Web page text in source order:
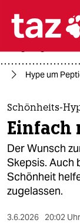
themen
politik
öko
gesellschaft
kultur
Hype um
Schönheits-
Einfach
Der Wunsch
Skepsis. Auch
Schönheit
zugelassen.
3.6.2026 20:02 Uhr